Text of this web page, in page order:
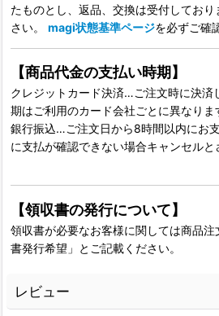
たものとし、返品、交換は受付してお
さい。 magi状態基準ページを必ずご確
【商品代金の支払い時期】
クレジットカード決済…ご注文時に決済
期はご利用のカード会社ごとに異なりま
銀行振込…ご注文日から8時間以内にお
に支払が確認できない場合キャンセル
【領収書の発行について】
領収書が必要なお客様に関しては商品
書発行希望」とご記載ください。
レビュー